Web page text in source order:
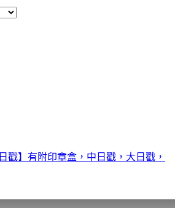
戳】有附印章盒，中日戳，大日戳，